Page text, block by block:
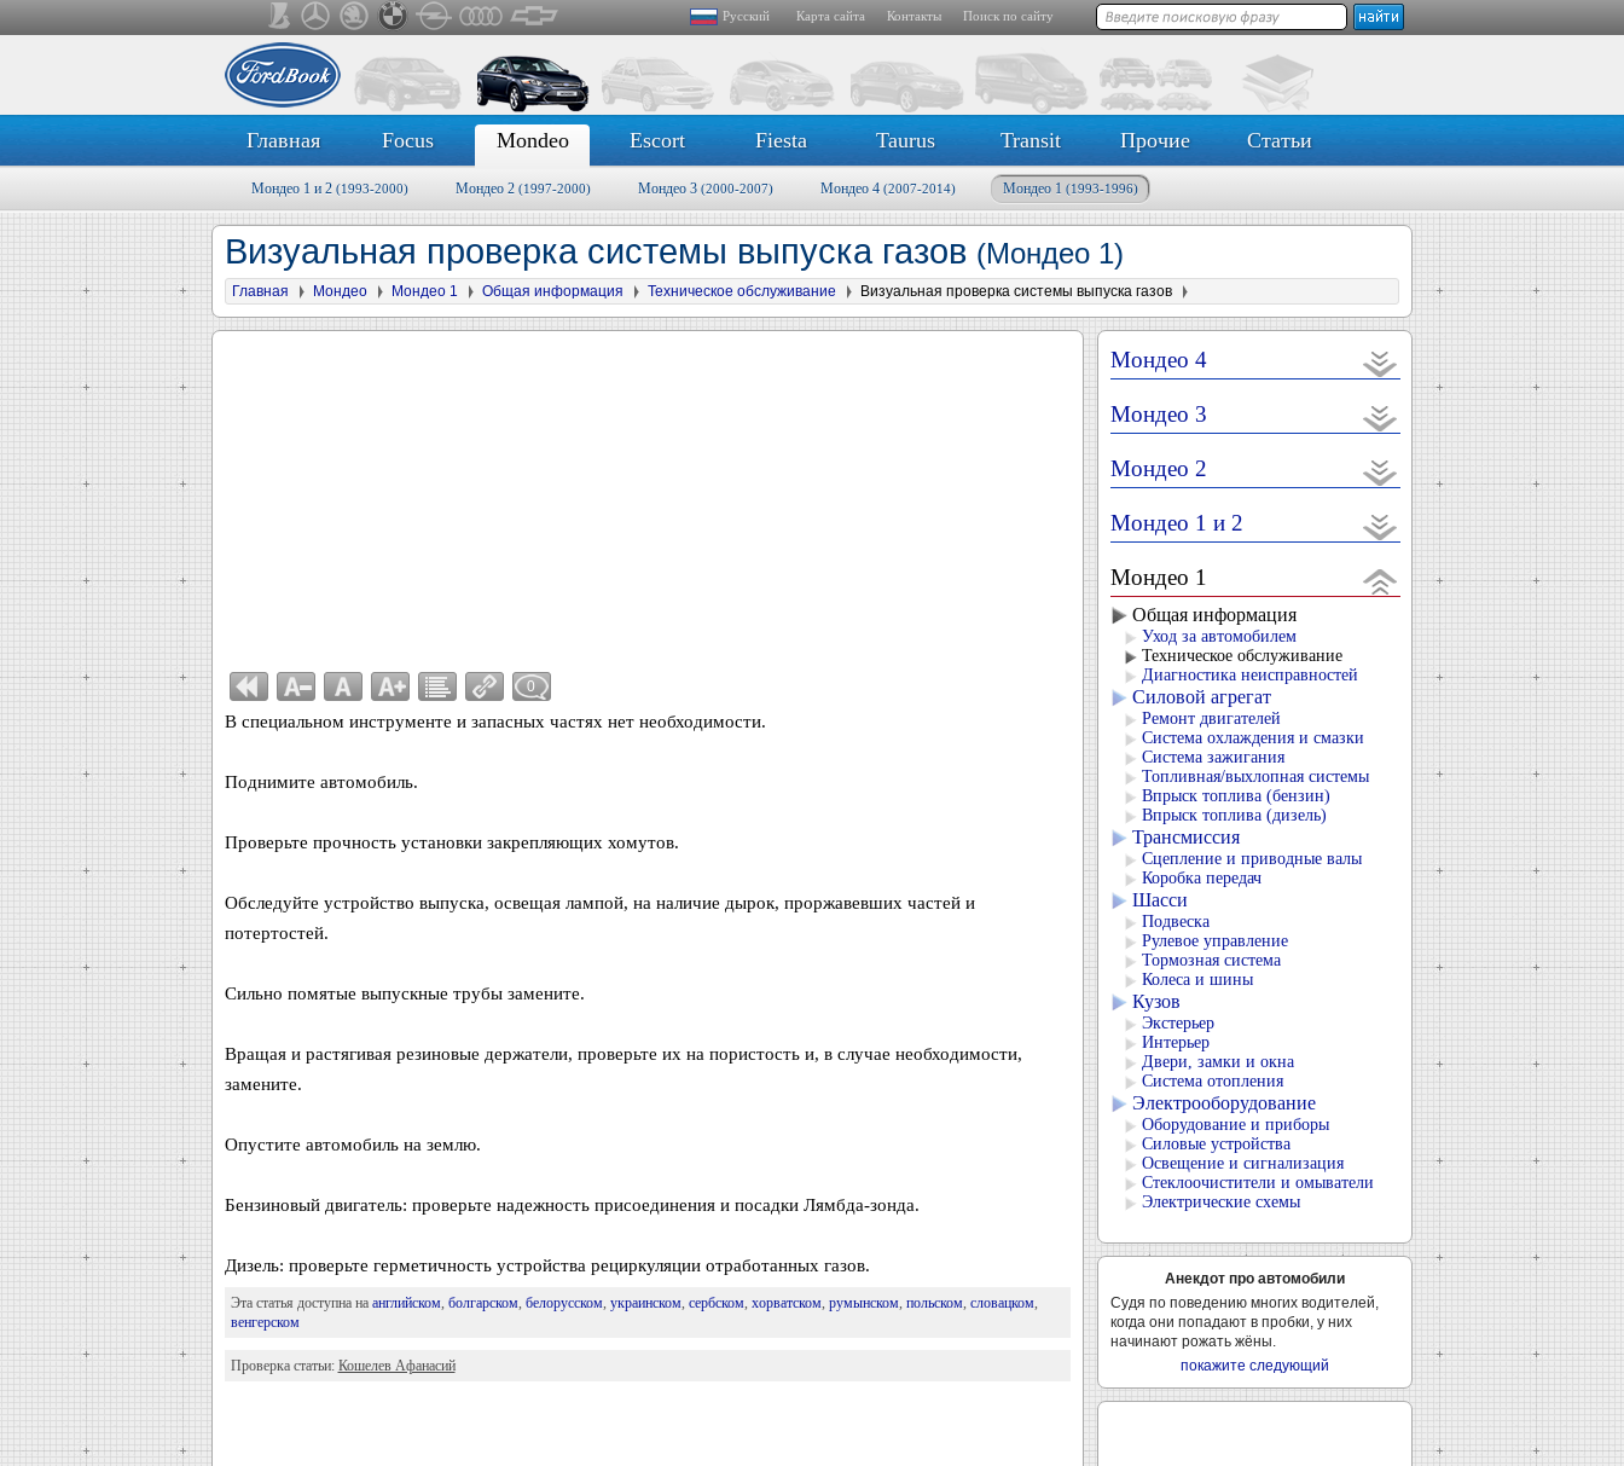
Русский Карта сайта Контакты Поиск по сайту
Главная Focus Mondeo Escort Fiesta Taurus Transit Прочие Статьи
Мондео 1 и 2 (1993-2000) Мондео 2 (1997-2000) Мондео 3 (2000-2007) Мондео 4 (2007-2014) Мондео 1 (1993-1996)
Визуальная проверка системы выпуска газов (Мондео 1)
Главная Мондео Мондео 1 Общая информация Техническое обслуживание Визуальная проверка системы выпуска газов
0
В специальном инструменте и запасных частях нет необходимости.
Поднимите автомобиль.
Проверьте прочность установки закрепляющих хомутов.
Обследуйте устройство выпуска, освещая лампой, на наличие дырок, проржавевших частей и
потертостей.
Сильно помятые выпускные трубы замените.
Вращая и растягивая резиновые держатели, проверьте их на пористость и, в случае необходимости,
замените.
Опустите автомобиль на землю.
Бензиновый двигатель: проверьте надежность присоединения и посадки Лямбда-зонда.
Дизель: проверьте герметичность устройства рециркуляции отработанных газов.
Эта статья доступна на английском, болгарском, белорусском, украинском, сербском, хорватском, румынском, польском, словацком,
венгерском
Проверка статьи: Кошелев Афанасий
Мондео 4
Мондео 3
Мондео 2
Мондео 1 и 2
Мондео 1
Общая информация
Уход за автомобилем
Техническое обслуживание
Диагностика неисправностей
Силовой агрегат
Ремонт двигателей
Система охлаждения и смазки
Система зажигания
Топливная/выхлопная системы
Впрыск топлива (бензин)
Впрыск топлива (дизель)
Трансмиссия
Сцепление и приводные валы
Коробка передач
Шасси
Подвеска
Рулевое управление
Тормозная система
Колеса и шины
Кузов
Экстерьер
Интерьер
Двери, замки и окна
Система отопления
Электрооборудование
Оборудование и приборы
Силовые устройства
Освещение и сигнализация
Стеклоочистители и омыватели
Электрические схемы
Анекдот про автомобили
Судя по поведению многих водителей,
когда они попадают в пробки, у них
начинают рожать жёны.
покажите следующий